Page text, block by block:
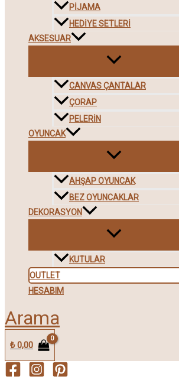
PIJAMA
HEDIYE SETLERI
AKSESUAR
CANVAS ÇANTALAR
ÇORAP
PELERIN
OYUNCAK
AHŞAP OYUNCAK
BEZ OYUNCAKLAR
DEKORASYON
KUTULAR
OUTLET
HESABIM
Arama
₺0,00